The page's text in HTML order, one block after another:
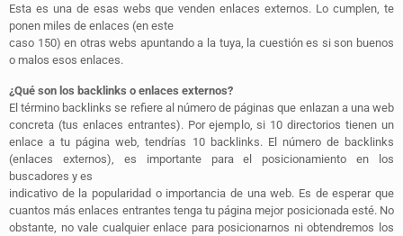
Esta es una de esas webs que venden enlaces externos. Lo cumplen, te
ponen miles de enlaces (en este
caso 150) en otras webs apuntando a la tuya, la cuestión es si son buenos
o malos esos enlaces.
¿Qué son los backlinks o enlaces externos?
El término backlinks se refiere al número de páginas que enlazan a una web
concreta (tus enlaces entrantes). Por ejemplo, si 10 directorios tienen un
enlace a tu página web, tendrías 10 backlinks. El número de backlinks
(enlaces externos), es importante para el posicionamiento en los
buscadores y es
indicativo de la popularidad o importancia de una web. Es de esperar que
cuantos más enlaces entrantes tenga tu página mejor posicionada esté. No
obstante, no vale cualquier enlace para posicionarnos ni obtendremos los